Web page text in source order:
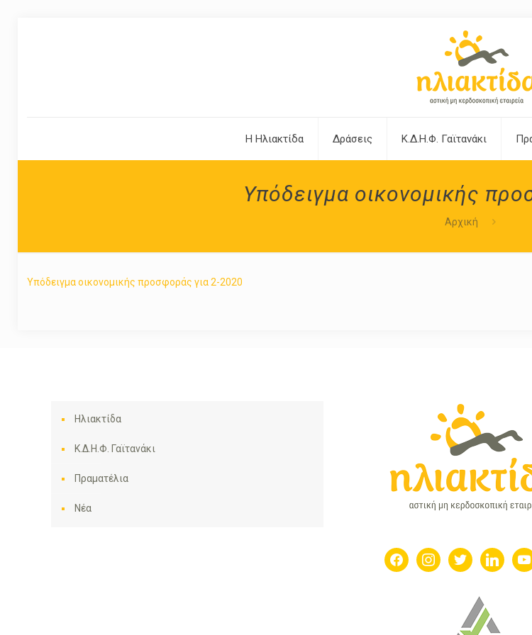
Η Ηλιακτίδα Δράσεις Κ.Δ.Η.Φ. Γαϊτανάκι
Υπόδειγμα οικονομικής
Αρχική
Υπόδειγμα οικονομικής προσφοράς για 2-2020
Ηλιακτίδα
Κ.Δ.Η.Φ. Γαϊτανάκι
Πραματέλια
Νέα
facebookinstagram
twitter linkedin